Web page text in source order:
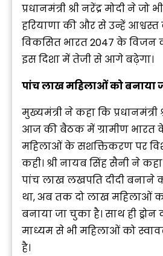
प्रधानमंत्री श्री नरेंद्र मोदी ने जो
हरियाणा की और से उन्हें
विकसित भारत 2047 के विजन
इस दिशा में तेजी से आगे बढ़ेगा।
पांच लाख महिलाओं को बनाया
मुख्यमंत्री ने कहा कि प्रधानमंत्री
आज की बैठक में ग्रामीण भारत
महिलाओं के सशक्तिकरण पर
कही। श्री नायब सिंह सैनी ने
पांच लाख लखपति दीदी बनाने
था, अब तक दो लाख महिलाओं
बनाया जा चुका है। साथ ही ड्रोन
माध्यम से भी महिलाओं को
है।